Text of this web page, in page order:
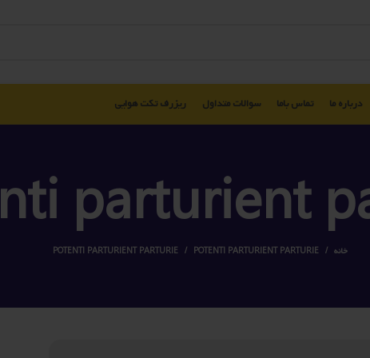
درباره ما تماس باما سوالات متداول ریزرف تکت هوایی
parturient
خانه POTENTI PARTURIENT PARTURIE
POTENTI PARTURIENT PARTURIE